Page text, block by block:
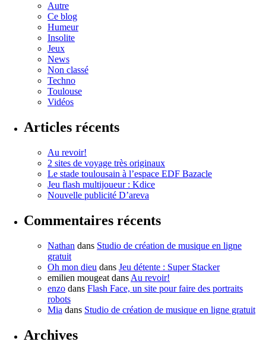
Autre
Ce blog
Humeur
Insolite
Jeux
News
Non classé
Techno
Toulouse
Vidéos
Articles récents
Au revoir!
2 sites de voyage très originaux
Le stade toulousain à l’espace EDF Bazacle
Jeu flash multijoueur : Kdice
Nouvelle publicité D’areva
Commentaires récents
Nathan dans Studio de création de musique en ligne
gratuit
Oh mon dieu dans Jeu détente : Super Stacker
emilien mougeat dans Au revoir!
enzo dans Flash Face, un site pour faire des portraits
robots
Mia dans Studio de création de musique en ligne gratuit
Archives